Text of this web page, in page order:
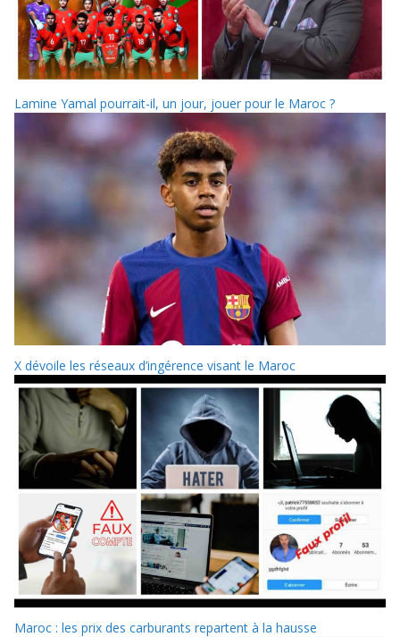
Lamine Yamal pourrait-il, un jour, jouer pour le Maroc ?
X dévoile les réseaux d’ingérence visant le Maroc
Maroc : les prix des carburants repartent à la hausse